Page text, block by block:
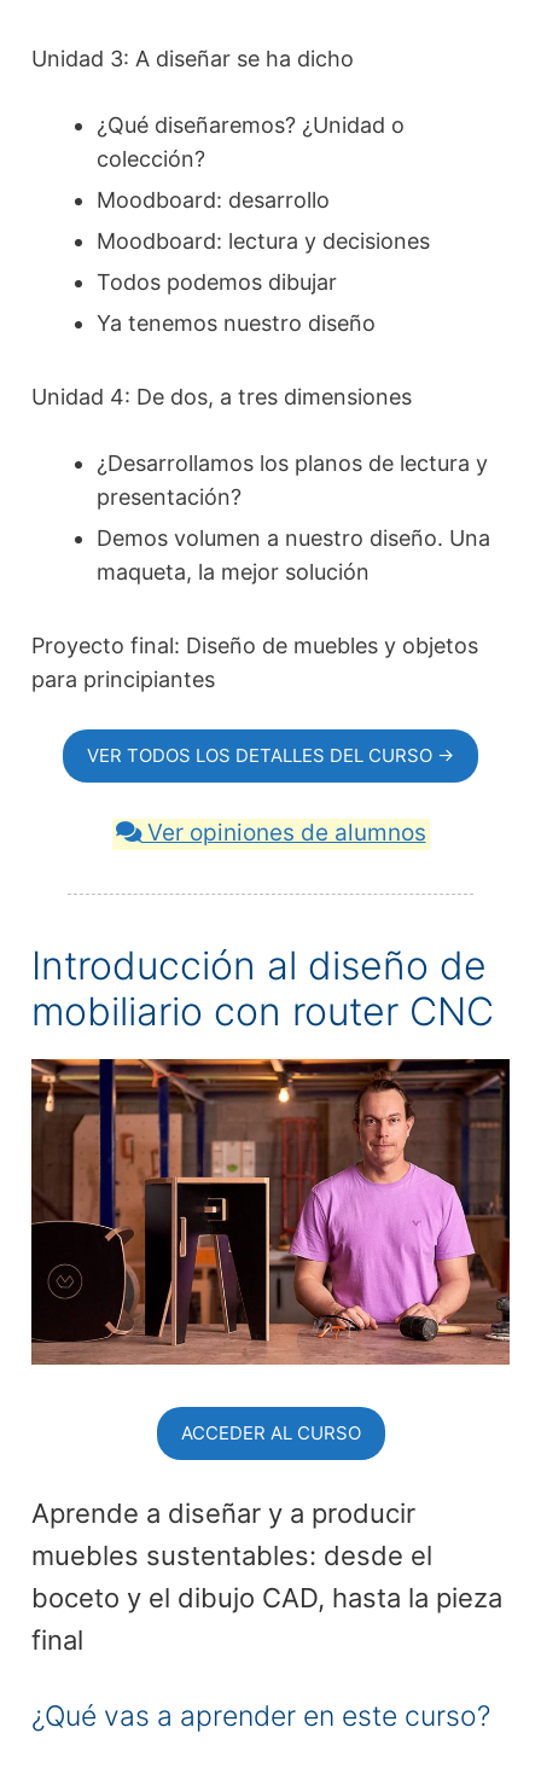
Unidad 3: A diseñar se ha dicho
¿Qué diseñaremos? ¿Unidad o
colección?
Moodboard: desarrollo
Moodboard: lectura y decisiones
Todos podemos dibujar
Ya tenemos nuestro diseño
Unidad 4: De dos, a tres dimensiones
¿Desarrollamos los planos de lectura y
presentación?
Demos volumen a nuestro diseño. Una
maqueta, la mejor solución
Proyecto final: Diseño de muebles y objetos
para principiantes
VER TODOS LOS DETALLES DEL CURSO →
Ver opiniones de alumnos
Introducción al diseño de
mobiliario con router CNC
ACCEDER AL CURSO
Aprende a diseñar y a producir
muebles sustentables: desde el
boceto y el dibujo CAD, hasta la pieza
final
¿Qué vas a aprender en este curso?